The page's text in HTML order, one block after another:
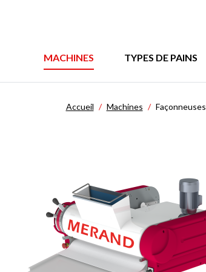
Menu
:
principal
MACHINES TYPES DE PAINS
Accueil Machines Façonneuses